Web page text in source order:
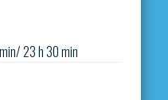
/23 h 30 min